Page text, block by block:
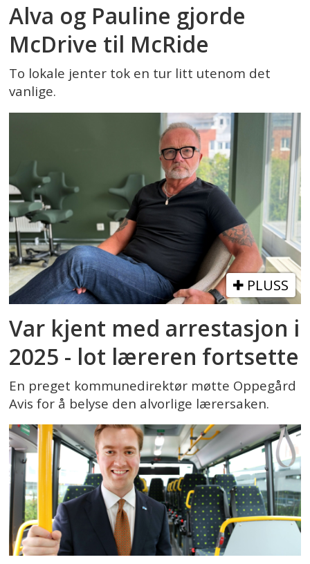
Alva og Pauline gjorde
McDrive til McRide
To lokale jenter tok en tur litt utenom det
vanlige.
PLUSS
Var kjent med arrestasjon i
2025 - lot læreren fortsette
En preget kommunedirektør møtte Oppegård
Avis for å belyse den alvorlige lærersaken.